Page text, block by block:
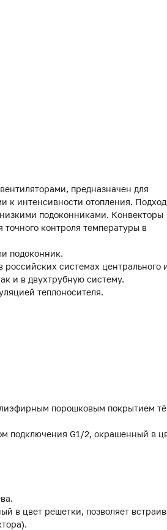
предназначен для
к интенсивности отопления.
подоконниками. Конвекторы
контроля температуры в
подоконник.
системах центрального
и в двухтрубную систему.
теплоносителя.
порошковым покрытием
подключения G1/2, окрашенный в
в цвет решетки, позволяет